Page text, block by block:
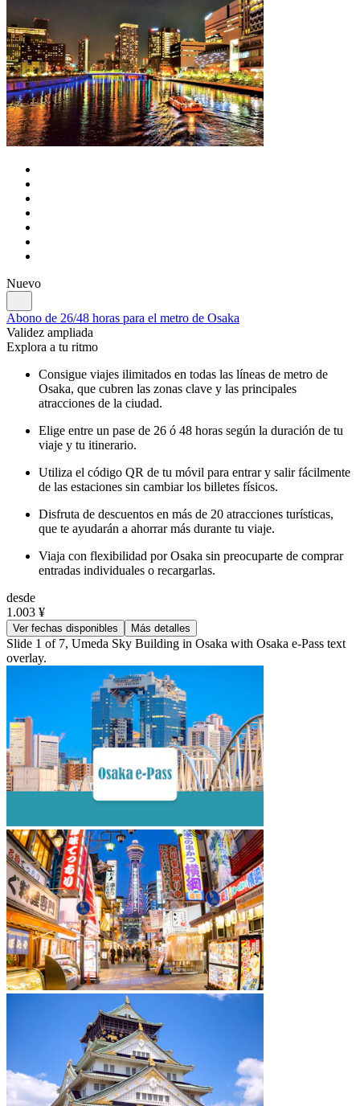
Nuevo
Abono de 26/48 horas para el metro de Osaka
Validez ampliada
Explora a tu ritmo
Consigue viajes ilimitados en todas las líneas de metro de
Osaka, que cubren las zonas clave y las principales
atracciones de la ciudad.
Elige entre un pase de 26 ó 48 horas según la duración de tu
viaje y tu itinerario.
Utiliza el código QR de tu móvil para entrar y salir fácilmente
de las estaciones sin cambiar los billetes físicos.
Disfruta de descuentos en más de 20 atracciones turísticas,
que te ayudarán a ahorrar más durante tu viaje.
Viaja con flexibilidad por Osaka sin preocuparte de comprar
entradas individuales o recargarlas.
desde
1.003 ¥
Ver fechas disponibles Más detalles
Slide 1 of 7, Umeda Sky Building in Osaka with Osaka e-Pass text
overlay.